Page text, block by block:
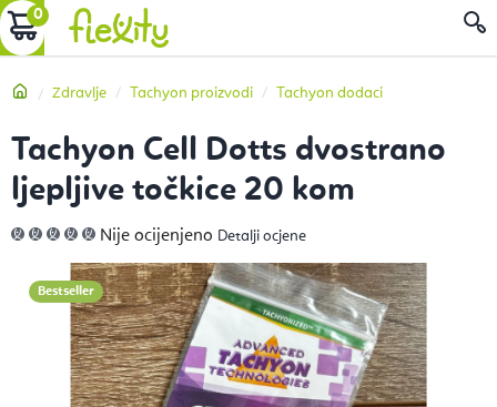
Preskoči
na
KOŠARICA
Početna
Zdravlje Tachyon proizvodi Tachyon dodaci
Tachyon Cell Dotts dvostrano
ljepljive točkice 20 kom
Prosječna
ocjena
je
0,0
od
5
zvjezdica.
Nije ocijenjeno Detalji ocjene
Bestseller